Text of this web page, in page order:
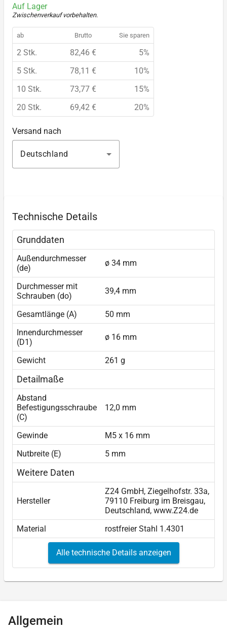
Auf Lager
Zwischenverkauf vorbehalten.
ab Brutto Sie sparen
2 Stk. 82,46 €
5%
5 Stk.
78,11 €
10%
10 Stk.
73,77 €
15%
20 Stk.
69,42 € 20%
Versand nach
Deutschland
Technische Details
Grunddaten
Außendurchmesser
(de)
ø 34 mm
Durchmesser mit
Schrauben (do)
39,4 mm
Gesamtlänge (A)
50 mm
Innendurchmesser
(D1)
ø 16 mm
Gewicht 261 g
Detailmaße
Abstand
Befestigungsschraube
(C)
12,0 mm
Gewinde
M5 x 16 mm
Nutbreite (E)
5 mm
Weitere Daten
Hersteller
Z24 GmbH, Ziegelhofstr. 33a,
79110 Freiburg im Breisgau,
Deutschland, www.Z24.de
Material
rostfreier Stahl 1.4301
Alle technische Details anzeigen
Allgemein